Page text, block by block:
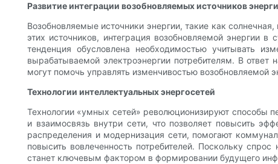
Развитие интеграции возобновляемых источников
Возобновляемые источники энергии, такие как
этих источников, интеграция возобновляемой энергии
тенденция обусловлена ​​необходимостью учитывать
вырабатываемой электроэнергии потребителям. В
могут помочь управлять изменчивостью возобновляемой
Технологии интеллектуальных энергосетей
Технологии «умных сетей» революционизируют способы
и взаимосвязь внутри сети, что позволяет повысить
распределения и модернизация сети, помогают
повысить вовлеченность потребителей. Поскольку
станет ключевым фактором в формировании будущего